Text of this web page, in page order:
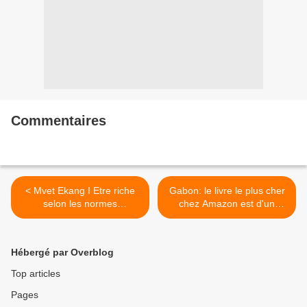
Commentaires
< Mvet Ekang I Etre riche
selon les normes
d'Engong_quatrième partie
Gabon: le livre le plus cher
chez Amazon est d'un
gabonais; 2000 € >
Hébergé par Overblog
Top articles
Pages